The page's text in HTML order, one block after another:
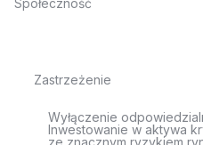
Społeczność
Zastrzeżenie
Wyłączenie
Inwestowanie w aktywa
ze znacznym ryzykiem